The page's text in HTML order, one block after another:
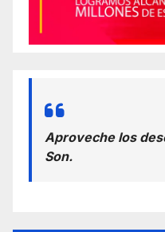
Aproveche los
Son.